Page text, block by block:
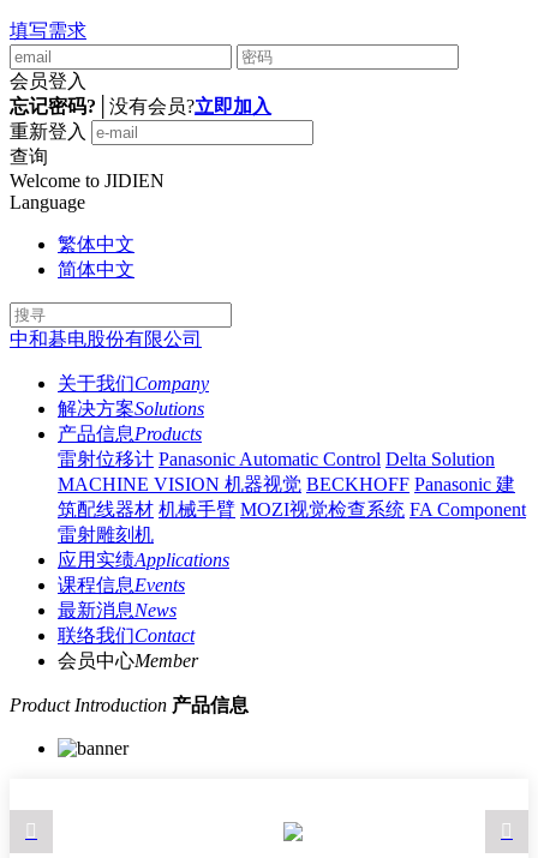
填写需求
会员登入
忘记密码?
没有会员?立即加入
重新登入
查询
Welcome to JIDIEN
Language
繁体中文
简体中文
中和碁电股份有限公司
关于我们Company
解决方案Solutions
产品信息Products
雷射位移计 Panasonic Automatic Control Delta Solution
MACHINE VISION 机器视觉 BECKHOFF Panasonic 建
筑配线器材 机械手臂 MOZI视觉检查系统 FA Component
雷射雕刻机
应用实绩Applications
课程信息Events
最新消息News
联络我们Contact
会员中心Member
Product Introduction 产品信息